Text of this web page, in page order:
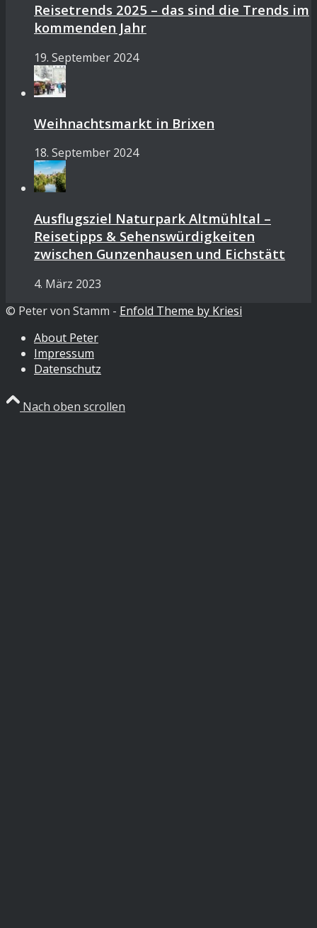
Reisetrends 2025 – das sind die Trends im
kommenden Jahr
19. September 2024
Weihnachtsmarkt in Brixen
18. September 2024
Ausflugsziel Naturpark Altmühltal –
Reisetipps & Sehenswürdigkeiten
zwischen Gunzenhausen und Eichstätt
4. März 2023
© Peter von Stamm - Enfold Theme by Kriesi
About Peter
Impressum
Datenschutz
Nach oben scrollen